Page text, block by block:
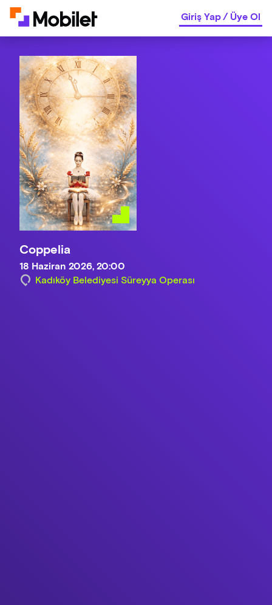
Giriş Yap/Üye Ol
Coppelia
18 Haziran 2026, 20:00
Kadıköy Belediyesi Süreyya Operası